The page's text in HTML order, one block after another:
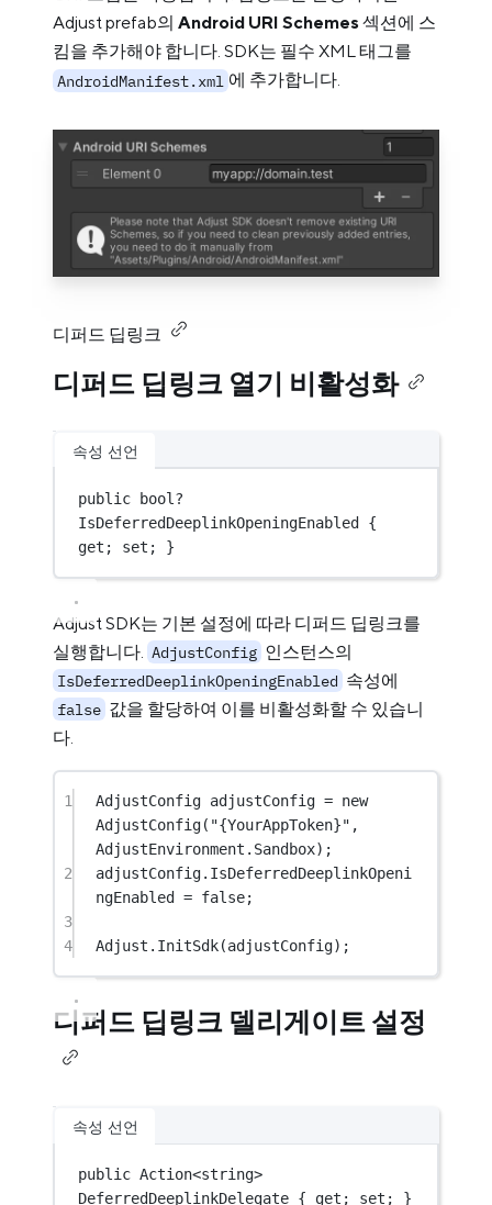
Adjust prefab의 Android URI Schemes섹션에 스
킴을 추가해야 합니다. SDK는 필수 XML 태그를
AndroidManifest.xml 에 추가합니다.
디퍼드 딥링크
디퍼드 딥링크 열기 비활성화
속성 선언
public
bool?
IsDeferredDeeplinkOpeningEnabled {
get; set; }
Adjust SDK는 기본 설정에 따라 디퍼드 딥링크를
실행합니다. AdjustConfig 인스턴스의
IsDeferredDeeplinkOpeningEnabled 속성에
false 값을 할당하여 이를 비활성화할 수 있습니
다.
1 AdjustConfig adjustConfig = new
AdjustConfig( "{YourAppToken}" ,
AdjustEnvironment.Sandbox);
2
adjustConfig.IsDeferredDeeplinkOpeni
ngEnabled = false;
3
4
Adjust. InitSdk(adjustConfig);
디퍼드 딥링크 델리게이트 설정
속성 선언
public Action<string>
DeferredDeeplinkDelegate { get; set; }